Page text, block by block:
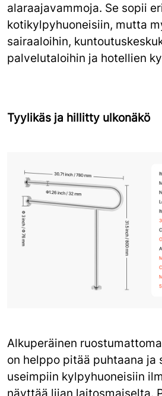
alaraajavammoja. Se sopii
kotikylpyhuoneisiin, mutta
sairaaloihin,
palvelutaloihin ja hotellien
Tyylikäs ja hillitty ulkonäkö
Alkuperäinen
on helppo pitää puhtaana ja
useimpiin kylpyhuoneisiin